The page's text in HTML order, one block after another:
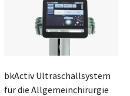
bkActiv Ultraschallsystem
für die Allgemeinchirurgie